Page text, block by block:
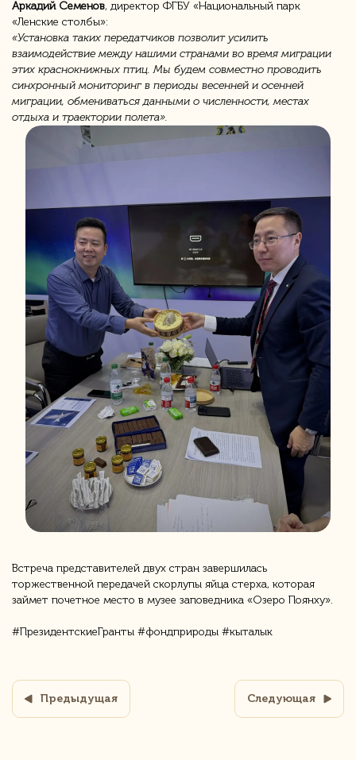
Аркадий Семенов, директор ФГБУ «Национальный парк
«Ленские столбы»:
«Установка таких передатчиков позволит усилить
взаимодействие между нашими странами во время миграции
этих краснокнижных птиц. Мы будем совместно проводить
синхронный мониторинг в периоды весенней и осенней
миграции, обмениваться данными о численности, местах
отдыха и траектории полета».
Встреча представителей двух стран завершилась
торжественной передачей скорлупы яйца стерха, которая
займет почетное место в музее заповедника «Озеро Поянху».
#ПрезидентскиеГранты #фондприроды #кыталык
Предыдущая Следующая